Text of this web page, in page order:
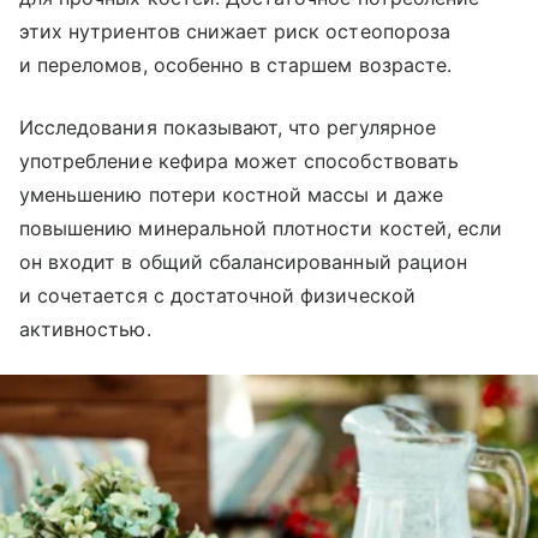
этих нутриентов снижает риск остеопороза
и переломов, особенно в старшем возрасте.
Исследования показывают, что регулярное
употребление кефира может способствовать
уменьшению потери костной массы и даже
повышению минеральной плотности костей, если
он входит в общий сбалансированный рацион
и сочетается с достаточной физической
активностью.